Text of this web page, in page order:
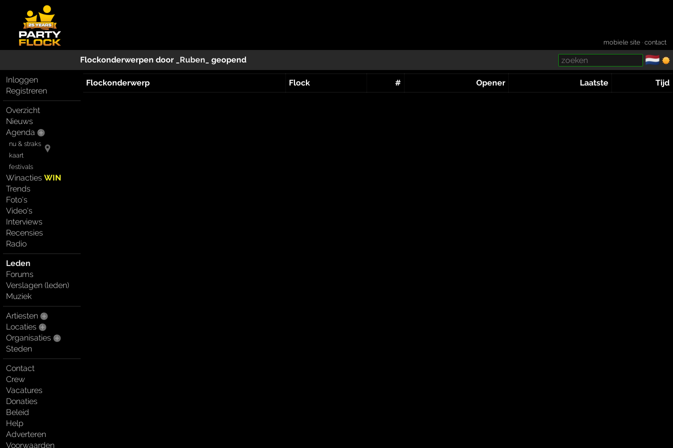
mobiele site ·contact
Flockonderwerpen door _Ruben_ geopend 🇳🇱
Inloggen
Registreren
Overzicht
Nieuws
Agenda
nu & straks
kaart
festivals
WinactiesWIN
Trends
Foto's
Video's
Interviews
Recensies
Radio
Leden
Forums
Verslagen (leden)
Muziek
Artiesten
Locaties
Organisaties
Steden
Contact
Crew
Vacatures
Donaties
Beleid
Help
Adverteren
Voorwaarden
Flockonderwerp Flock # Opener Laatste Tijd